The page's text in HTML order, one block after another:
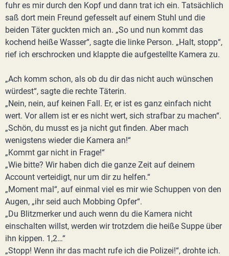
fuhr es mir durch den Kopf und dann trat ich ein. Tatsächlich
saß dort mein Freund gefesselt auf einem Stuhl und die
beiden Täter guckten mich an. „So und nun kommt das
kochend heiße Wasser“, sagte die linke Person. „Halt, stopp“,
rief ich erschrocken und klappte die aufgestellte Kamera zu.
„Ach komm schon, als ob du dir das nicht auch wünschen
würdest“, sagte die rechte Täterin.
„Nein, nein, auf keinen Fall. Er, er ist es ganz einfach nicht
wert. Vor allem ist er es nicht wert, sich strafbar zu machen“.
„Schön, du musst es ja nicht gut finden. Aber mach
wenigstens wieder die Kamera an!“
„Kommt gar nicht in Frage!“
„Wie bitte? Wir haben dich die ganze Zeit auf deinem
Account verteidigt, nur um dir zu helfen.“
„Moment mal“, auf einmal viel es mir wie Schuppen von den
Augen, „ihr seid auch Mobbing Opfer“.
„Du Blitzmerker und auch wenn du die Kamera nicht
einschalten willst, werden wir trotzdem die heiße Suppe über
ihn kippen. 1,2…“
„Stopp! Wenn ihr das macht rufe ich die Polizei!“, drohte ich.